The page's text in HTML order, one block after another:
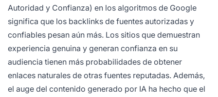
Autoridad y Confianza) en los algoritmos de Google
significa que los backlinks de fuentes autorizadas y
confiables pesan aún más. Los sitios que demuestran
experiencia genuina y generan confianza en su
audiencia tienen más probabilidades de obtener
enlaces naturales de otras fuentes reputadas. Además,
el auge del contenido generado por IA ha hecho que el